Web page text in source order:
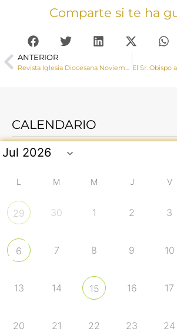
Comparte si te ha
ANTERIOR
Revista Iglesia Diocesana Noviembre 2023
CALENDARIO
L M M J V
29 30 1 2 3
6 7 8 9 10
13 14 15 16 17
20 21 22 23 24